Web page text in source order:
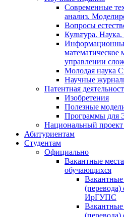
Современные
анализ.
Вопросы
Культура.
математическое
управлении
Молодая наука
Научные
Патентная
Изобретения
Полезные
Программы для
Национальный
Абитуриентам
Студентам
Официально
Вакантные
обучающихся
Вакантные
ИрГУПС
Вакантные